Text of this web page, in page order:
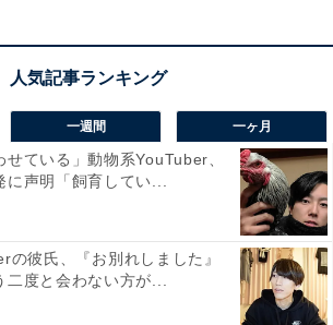
一週間 一ヶ月
せている」動物系YouTuber、
に声明「飼育してい...
の彼氏、『お別れしました』
二度と会わない方が...